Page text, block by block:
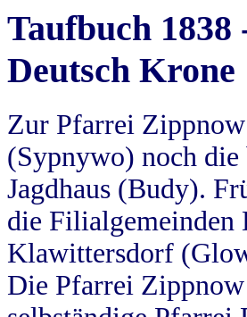
Taufbuch
Deutsch Krone
Zur Pfarrei
(Sypnywo) noch
Jagdhaus (Budy).
die Filialgemeinden
Klawittersdorf
Die Pfarrei